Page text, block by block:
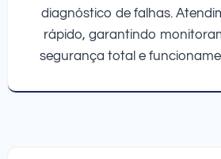
diagnóstico de falhas.
rápido, garantindo
segurança total e